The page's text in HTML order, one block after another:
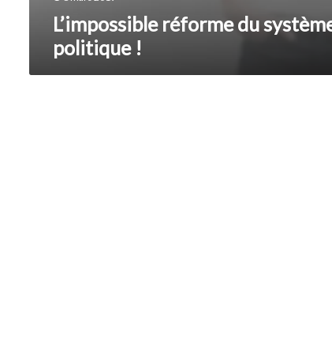
L’impossible réforme du
politique !